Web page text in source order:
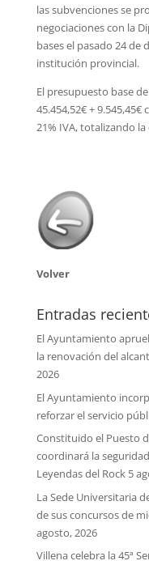
las subvenciones se
negociaciones con la
bases el pasado 24 de
institución provincial.
El presupuesto base
45.454,52€ +
21% IVA, totalizando
Volver
Entradas
El Ayuntamiento
la renovación del
2026
El Ayuntamiento
reforzar el servicio
Constituido el Puesto
coordinará la
Leyendas del Rock 5
La Sede Universitaria
de sus concursos de
agosto, 2026
Villena celebra la 45ª